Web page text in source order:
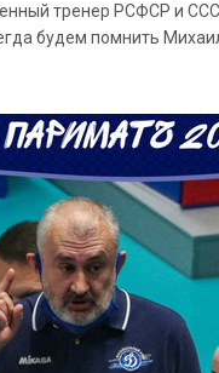
тренер РСФСР и
будем помнить